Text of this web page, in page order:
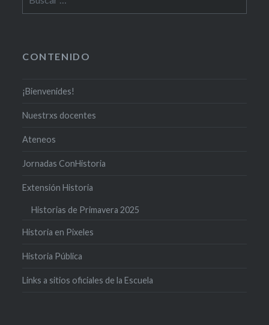
CONTENIDO
¡Bienvenides!
Nuestrxs docentes
Ateneos
Jornadas ConHistoria
Extensión Historia
Historias de Primavera 2025
Historia en Pixeles
Historia Pública
Links a sitios oficiales de la Escuela